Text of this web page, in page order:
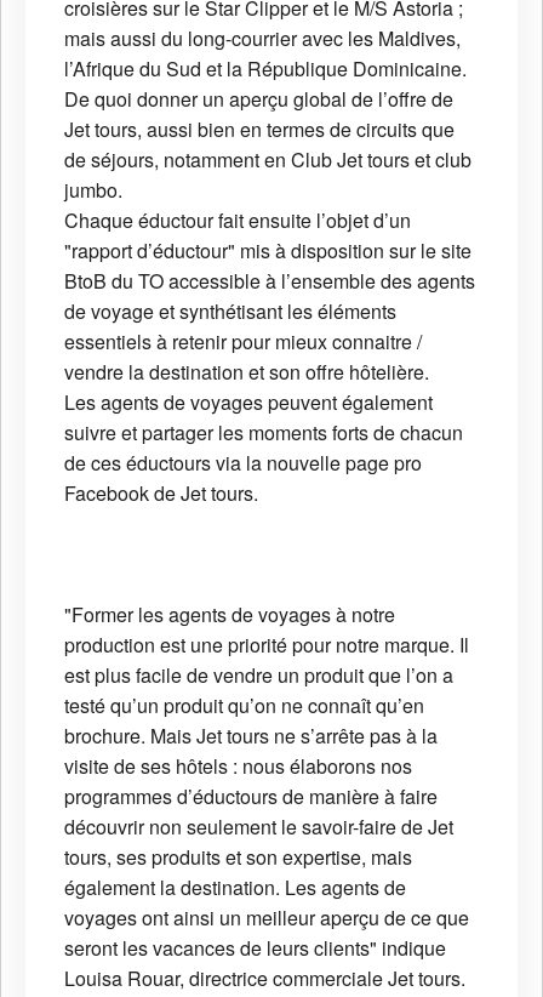
croisières sur le Star Clipper et le M/S Astoria ;
mais aussi du long-courrier avec les Maldives,
l’Afrique du Sud et la République Dominicaine.
De quoi donner un aperçu global de l’offre de
Jet tours, aussi bien en termes de circuits que
de séjours, notamment en Club Jet tours et club
jumbo.
Chaque éductour fait ensuite l’objet d’un
"rapport d’éductour" mis à disposition sur le site
BtoB du TO accessible à l’ensemble des agents
de voyage et synthétisant les éléments
essentiels à retenir pour mieux connaitre /
vendre la destination et son offre hôtelière.
Les agents de voyages peuvent également
suivre et partager les moments forts de chacun
de ces éductours via la nouvelle page pro
Facebook de Jet tours.
"Former les agents de voyages à notre
production est une priorité pour notre marque. Il
est plus facile de vendre un produit que l’on a
testé qu’un produit qu’on ne connaît qu’en
brochure. Mais Jet tours ne s’arrête pas à la
visite de ses hôtels : nous élaborons nos
programmes d’éductours de manière à faire
découvrir non seulement le savoir-faire de Jet
tours, ses produits et son expertise, mais
également la destination. Les agents de
voyages ont ainsi un meilleur aperçu de ce que
seront les vacances de leurs clients" indique
Louisa Rouar, directrice commerciale Jet tours.